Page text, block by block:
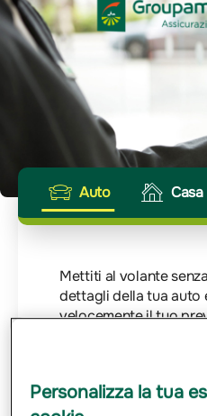
Auto Casa
Mettiti al volante
dettagli della tua auto
velocemente il tuo
merita la giusta
Personalizza la tua